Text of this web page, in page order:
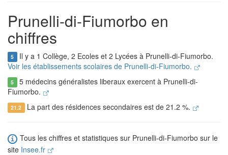
Prunelli-di-Fiumorbo en
chiffres
5 Il y a 1 Collège, 2 Ecoles et 2 Lycées à Prunelli-di-Fiumorbo.
Voir les établissements scolaires de Prunelli-di-Fiumorbo.
5 5 médecins généralistes liberaux exercent à Prunelli-di-
Fiumorbo.
21.2 La part des résidences secondaires est de 21.2 %.
Tous les chiffres et statistiques sur Prunelli-di-Fiumorbo sur le
site Insee.fr